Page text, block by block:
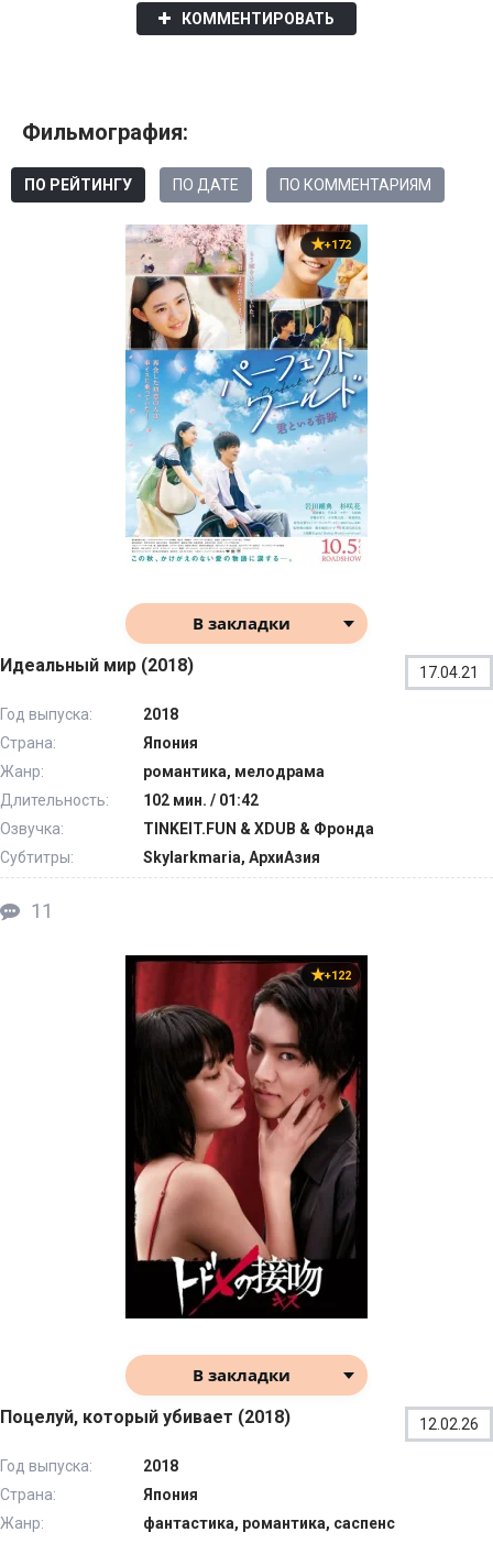
КОММЕНТИРОВАТЬ
Фильмография:
ПО РЕЙТИНГУ ПО ДАТЕ ПО КОММЕНТАРИЯМ
+172
В закладки
Идеальный мир (2018) 17.04.21
Год выпуска:
2018
Страна:
Япония
Жанр:
романтика, мелодрама
Длительность:
102 мин. / 01:42
Озвучка:
TINKEIT.FUN & XDUB & Фронда
Субтитры:
Skylarkmaria, АрхиАзия
11
+122
В закладки
Поцелуй, который убивает (2018) 12.02.26
Год выпуска:
2018
Страна:
Япония
Жанр:
фантастика, романтика, саспенс